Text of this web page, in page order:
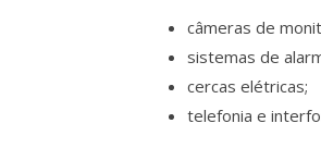
câmeras de
sistemas de
cercas elétricas;
telefonia e